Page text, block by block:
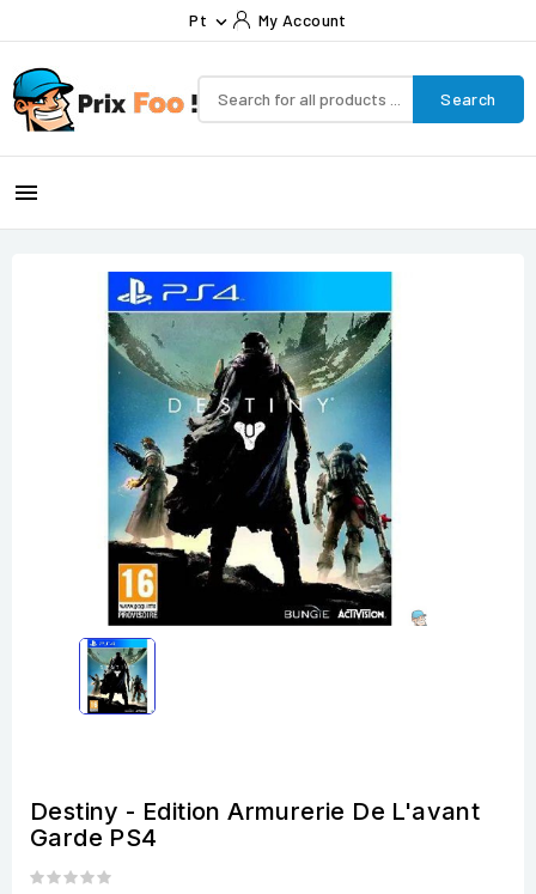
Pt  My Account
Search

Destiny - Edition Armurerie De L'avant
Garde PS4